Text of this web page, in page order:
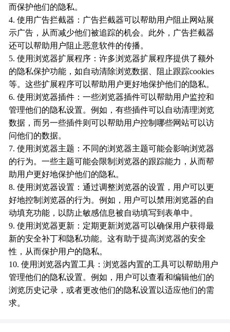
而保护他们的隐私。
4. 使用广告拦截器：广告拦截器可以帮助用户阻止网站展
示广告，从而减少他们被追踪的机会。此外，广告拦截器
还可以帮助用户阻止恶意软件的传播。
5. 使用浏览器扩展程序：许多浏览器扩展程序提供了额外
的隐私保护功能，如自动清除浏览数据、阻止跟踪cookies
等。这些扩展程序可以帮助用户更好地保护他们的隐私。
6. 使用浏览器插件：一些浏览器插件可以帮助用户监控和
管理他们的隐私设置。例如，有些插件可以自动清理浏览
数据，而另一些插件则可以帮助用户控制哪些网站可以访
问他们的数据。
7. 使用浏览器主题：不同的浏览器主题可能会影响浏览器
的行为。一些主题可能会限制浏览器的跟踪能力，从而帮
助用户更好地保护他们的隐私。
8. 使用浏览器设置：通过调整浏览器的设置，用户可以更
好地控制浏览器的行为。例如，用户可以禁用浏览器的自
动填充功能，以防止敏感信息被自动填写到表单中。
9. 使用浏览器更新：定期更新浏览器可以确保用户获得最
新的安全补丁和隐私功能。这有助于提高浏览器的安全
性，从而保护用户的隐私。
10. 使用浏览器内置工具：浏览器内置的工具可以帮助用户
管理他们的隐私设置。例如，用户可以查看和编辑他们的
浏览历史记录，或者更改他们的隐私设置以适应他们的需
求。